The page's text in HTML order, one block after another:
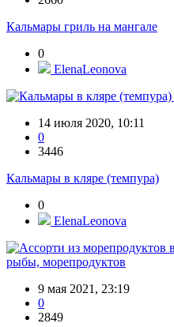
Кальмары гриль на мангале
0
ElenaLeonova
14 июля 2020, 10:11
0
3446
Кальмары в кляре (темпура)
0
ElenaLeonova
рыбы, морепродуктов
9 мая 2021, 23:19
0
2849